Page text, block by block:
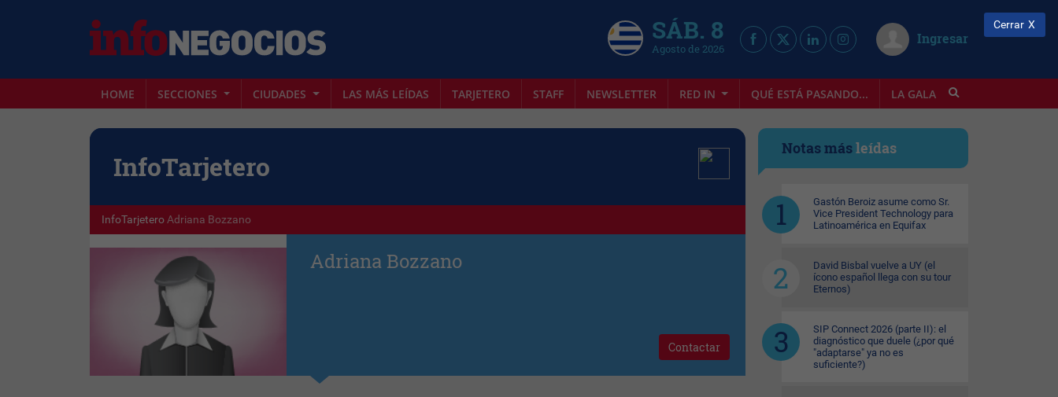
SÁB. 8
Agosto de 2026
Ingresar
HOME SECCIONES CIUDADES LAS MÁS LEÍDAS TARJETERO STAFF NEWSLETTER RED IN QUÉ ESTÁ PASANDO... LA GALA INFOSTYLE
InfoTarjetero
InfoTarjeteroAdriana Bozzano
Adriana Bozzano
Contactar
Notas másleídas
Gastón Beroiz asume como Sr.
Vice President Technology para
Latinoamérica en Equifax
David Bisbal vuelve a UY (el
ícono español llega con su tour
Eternos)
SIP Connect 2026 (parte II): el
diagnóstico que duele (¿por qué
"adaptarse" ya no es
suficiente?)
Cerrar